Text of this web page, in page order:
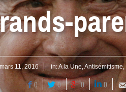
mars 11, 2016 in:A la Une,Antisémitisme,
0 0 0 0